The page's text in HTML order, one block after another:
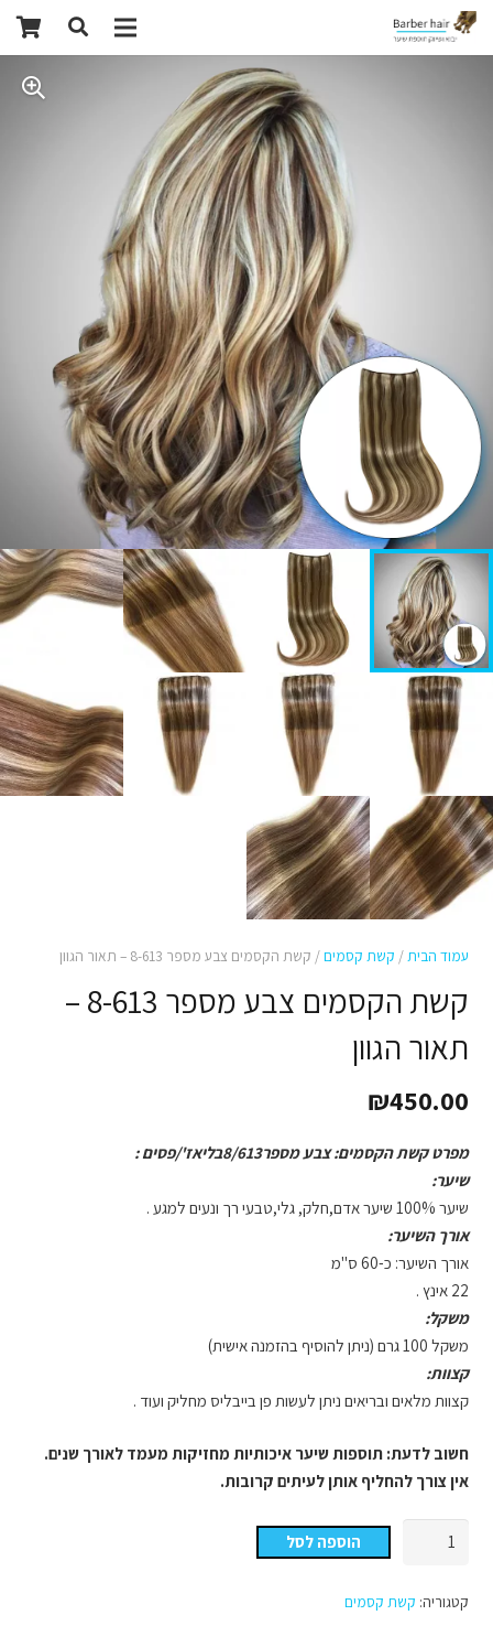
עמוד הבית / קשת קסמים/ קשת הקסמים צבע מספר 8-613 – תאור הגוון
קשת הקסמים צבע מספר 8-613 –
תאור הגוון
₪450.00
מפרט קשת הקסמים: צבע מספר8/613בליאז'/פסים :
שיער:
שיער 100% שיער אדם,חלק, גלי,טבעי רך ונעים למגע .
אורך השיער:
אורך השיער: כ-60 ס"מ
22 אינץ .
משקל:
משקל 100 גרם (ניתן להוסיף בהזמנה אישית)
קצוות:
קצוות מלאים ובריאים ניתן לעשות פן בייבליס מחליק ועוד .
חשוב לדעת: תוספות שיער איכותיות מחזיקות מעמד לאורך שנים.
אין צורך להחליף אותן לעיתים קרובות.
כמות
הקסמים
הוספה לסל
קטגוריה: קשת קסמים